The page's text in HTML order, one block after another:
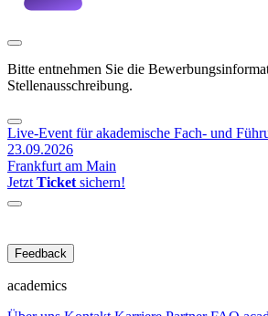
Bitte entnehmen Sie die
Stellenausschreibung.
Live-Event für akademische Fach- und
23.09.2026
Frankfurt am Main
Jetzt Ticket sichern!
Feedback
academics